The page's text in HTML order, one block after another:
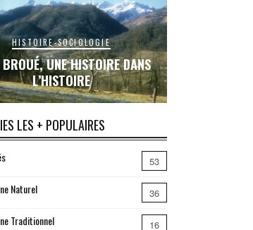
HISTOIRE-SOCIOLOGIE
RAIL EN COUSERANS : UNE ŒUVRE
INACHEVÉE, UN RÊVE BRISÉ…
LES + POPULAIRES
53
Naturel 36
Traditionnel 16